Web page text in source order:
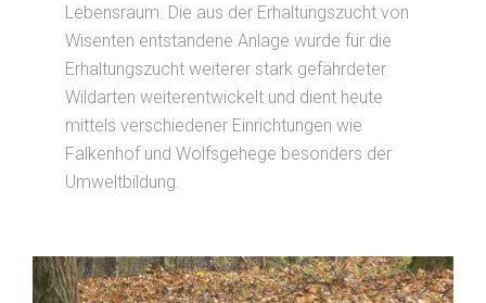
Lebensraum. Die aus der Erhaltungszucht von
Wisenten entstandene Anlage wurde für die
Erhaltungszucht weiterer stark gefährdeter
Wildarten weiterentwickelt und dient heute
mittels verschiedener Einrichtungen wie
Falkenhof und Wolfsgehege besonders der
Umweltbildung.